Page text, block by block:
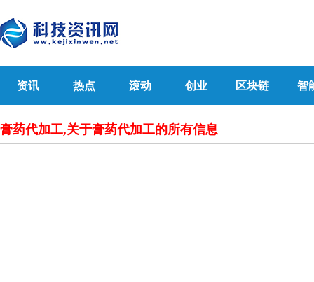
资讯 热点 滚动 创业 区块链 智
膏药代加工,关于膏药代加工的所有信息